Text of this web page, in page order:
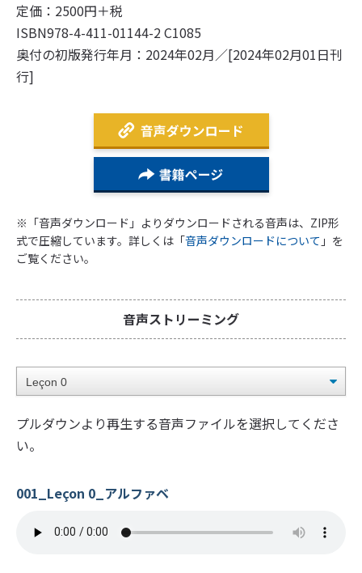
定価：2500円＋税
ISBN978-4-411-01144-2 C1085
奥付の初版発行年月：2024年02月／[2024年02月01日刊
行]
※「音声ダウンロード」よりダウンロードされる音声は、ZIP形
式で圧縮しています。詳しくは「音声ダウンロードについて 」を
ご覧ください。
音声ストリーミング
プルダウンより再生する音声ファイルを選択してくださ
い。
001_Leçon 0_アルファベ